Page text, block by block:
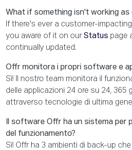
What if something isn't working as
If there's ever a customer-
you aware of it on our Status page
continually updated.
Offr monitora i propri software e
Sì! Il nostro team monitora il
delle applicazioni 24 ore su 24, 365
attraverso tecnologie di ultima
Il software Offr ha un sistema per
del funzionamento?
Sì! Offr ha 3 ambienti di back-up